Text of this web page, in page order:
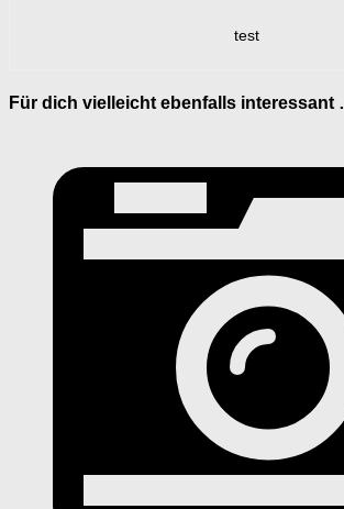
test
Für dich vielleicht ebenfalls interessant